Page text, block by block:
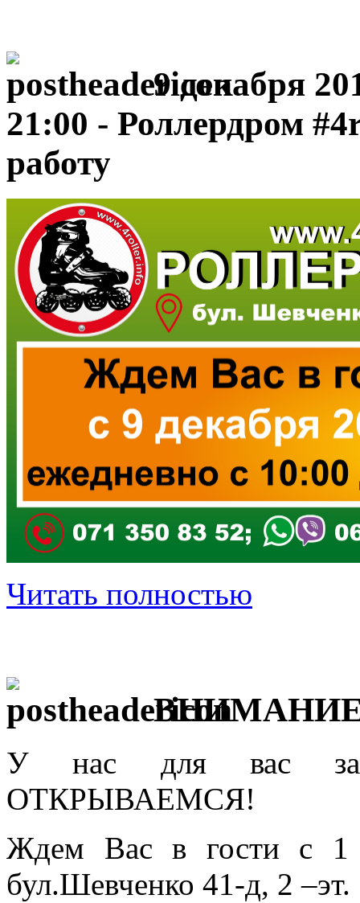
9 декабря
21:00 - Роллердром
работу
Читать полностью
У нас для вас
ОТКРЫВАЕМСЯ!
Ждем Вас в гости с 1
бул.Шевченко 41-д, 2 –эт.